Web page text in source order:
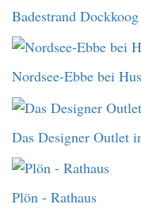
Badestrand
Nordsee-Ebbe bei
Das Designer Outlet
Plön - Rathaus